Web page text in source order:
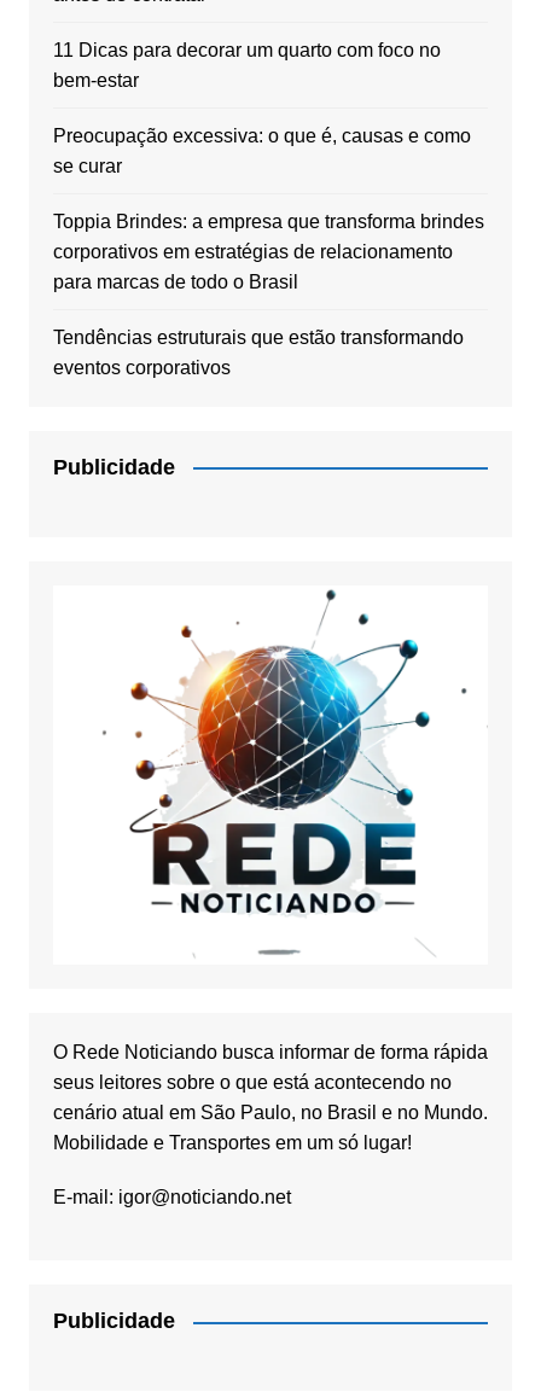
11 Dicas para decorar um quarto com foco no
bem-estar
Preocupação excessiva: o que é, causas e como
se curar
Toppia Brindes: a empresa que transforma brindes
corporativos em estratégias de relacionamento
para marcas de todo o Brasil
Tendências estruturais que estão transformando
eventos corporativos
Publicidade
O Rede Noticiando busca informar de forma rápida
seus leitores sobre o que está acontecendo no
cenário atual em São Paulo, no Brasil e no Mundo.
Mobilidade e Transportes em um só lugar!
E-mail: igor@noticiando.net
Publicidade